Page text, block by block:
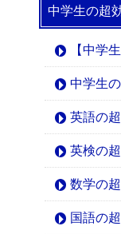
中学生の超
【中学
中学生
英語の
英検の
数学の
国語の